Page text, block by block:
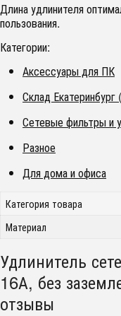
Длина удлинителя
пользования.
Категории:
Аксессуары для ПК
Склад Екатеринбург
Сетевые фильтры и
Разное
Для дома и офиса
Категория товара
Материал
Удлинитель
16А, без
отзывы